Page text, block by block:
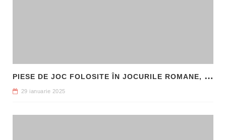
P
IESE DE JOC FOLOSITE ÎN JOCURILE ROMANE, DESCOPERITE LA HADRIANOPOLIS
29 ianuarie 2025